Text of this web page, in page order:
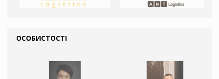
ОСОБИСТОСТІ